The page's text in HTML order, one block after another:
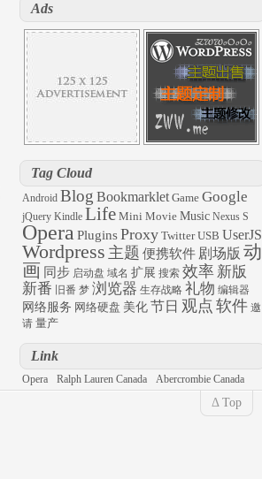
Ads
Tag Cloud
Android Blog Bookmarklet Game Google
jQuery Kindle Life Mini Movie Music Nexus S
Opera PluginsProxy Twitter USB UserJS
Wordpress 主题 便携软件 剧场版 动
画 同步 启动盘 域名 扩展 搜索 效率 新版
新番
旧番 梦 浏览器 生存战略 礼物 编辑器
网络服务 网络硬盘 美化 节日 观点 软件 邀
请 量产
Link
Opera Ralph Lauren Canada Abercrombie Canada
Δ Top